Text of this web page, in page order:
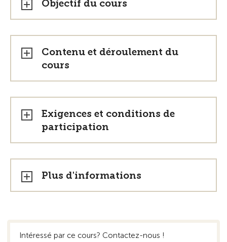
Objectif du cours
Contenu et déroulement du
cours
Exigences et conditions de
participation
Plus d'informations
Intéressé par ce cours? Contactez-nous !